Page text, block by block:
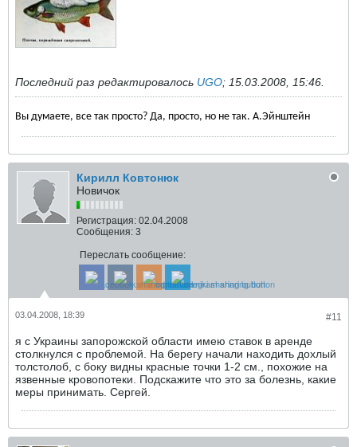
Последний раз редактировалось UGO; 15.03.2008, 15:46
Вы думаете, все так просто? Да, просто, но не так. А.Эйнштейн
Кирилл Ковтонюк
Новичок
Регистрация: 02.04.2008
Сообщения: 3
Переслать сообщение:
#11
03.04.2008, 18:39
я с Украины запорожской области имею ставок в аренде
столкнулся с проблемой. На берегу начали находить дохлый
толстолоб, с боку видны красные точки 1-2 см., похожие на
язвенные кровопотеки. Подскажите что это за болезнь, какие
меры принимать. Сергей.